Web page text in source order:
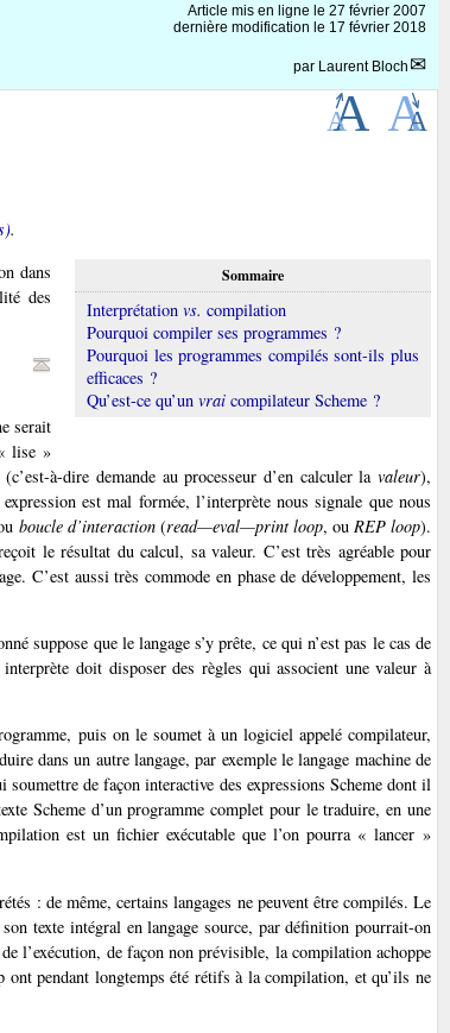
Article mis en ligne le 27 février 2007
dernière modification le 17 février 2018
par Laurent Bloch
.
Sommaire
Interprétation vs. compilation
Pourquoi compiler ses programmes ?
Pourquoi les programmes compilés sont-ils plus
efficaces ?
Qu’est-ce qu’un vrai compilateur Scheme ?
dans
des
serait
lise »
à-dire demande au processeur d’en calculer la valeur),
est mal formée, l’interprète nous signale que nous
boucle d’interaction(read—eval—print loop, ou REP loop).
le résultat du calcul, sa valeur. C’est très agréable pour
C’est aussi très commode en phase de développement, les
suppose que le langage s’y prête, ce qui n’est pas le cas de
doit disposer des règles qui associent une valeur à
puis on le soumet à un logiciel appelé compilateur,
dans un autre langage, par exemple le langage machine de
de façon interactive des expressions Scheme dont il
Scheme d’un programme complet pour le traduire, en une
est un fichier exécutable que l’on pourra « lancer »
: de même, certains langages ne peuvent être compilés. Le
texte intégral en langage source, par définition pourrait-on
l’exécution, de façon non prévisible, la compilation achoppe
pendant longtemps été rétifs à la compilation, et qu’ils ne